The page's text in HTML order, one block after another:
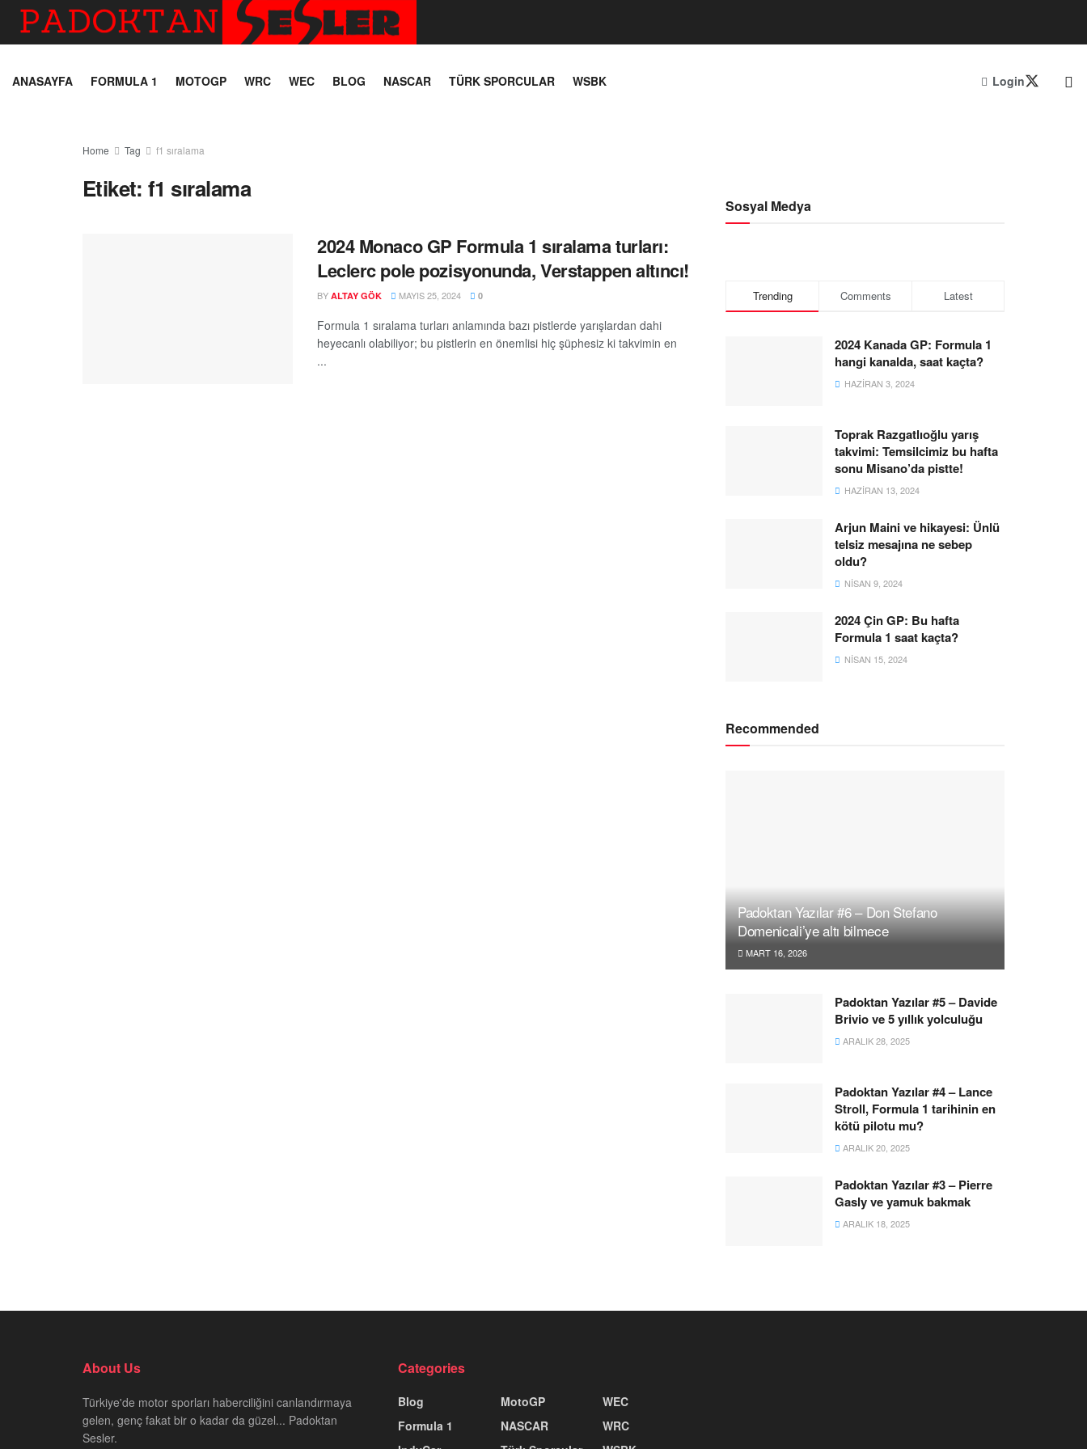
ANASAYFA FORMULA 1 MOTOGP WRC WEC BLOG NASCAR TÜRK SPORCULAR WSBK Login
Home Tag f1 sıralama
Etiket: f1 sıralama
2024 Monaco GP Formula 1 sıralama turları:
Leclerc pole pozisyonunda, Verstappen altıncı!
BY ALTAY GÖK MAYIS 25, 2024 0
Formula 1 sıralama turları anlamında bazı pistlerde yarışlardan dahi
heyecanlı olabiliyor; bu pistlerin en önemlisi hiç şüphesiz ki takvimin en
...
Sosyal Medya
Trending Comments Latest
2024 Kanada GP: Formula 1
hangi kanalda, saat kaçta?
HAZIRAN 3, 2024
Toprak Razgatlıoğlu yarış
takvimi: Temsilcimiz bu hafta
sonu Misano’da pistte!
HAZIRAN 13, 2024
Arjun Maini ve hikayesi: Ünlü
telsiz mesajına ne sebep
oldu?
NISAN 9, 2024
2024 Çin GP: Bu hafta
Formula 1 saat kaçta?
NISAN 15, 2024
Recommended
Padoktan Yazılar #6 – Don Stefano
Domenicali’ye altı bilmece
MART 16, 2026
Padoktan Yazılar #5 – Davide
Brivio ve 5 yıllık yolculuğu
ARALIK 28, 2025
Padoktan Yazılar #4 – Lance
Stroll, Formula 1 tarihinin en
kötü pilotu mu?
ARALIK 20, 2025
Padoktan Yazılar #3 – Pierre
Gasly ve yamuk bakmak
ARALIK 18, 2025
About Us
Türkiye'de motor sporları haberciliğini canlandırmaya
gelen, genç fakat bir o kadar da güzel... Padoktan
Sesler.
Categories
Blog
Formula 1
MotoGP
NASCAR
WEC
WRC